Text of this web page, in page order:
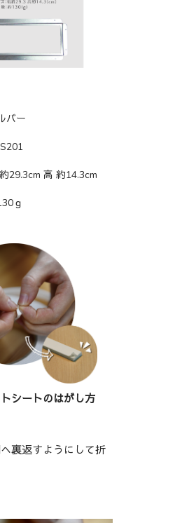
バー
29.3cm 高 約14.3cm
ｇ
シートのはがし方
裏返すようにして折